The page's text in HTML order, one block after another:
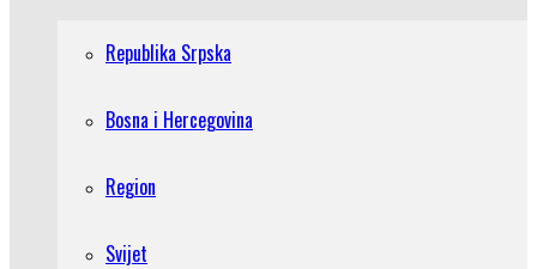
Republika Srpska
Bosna i Hercegovina
Region
Svijet